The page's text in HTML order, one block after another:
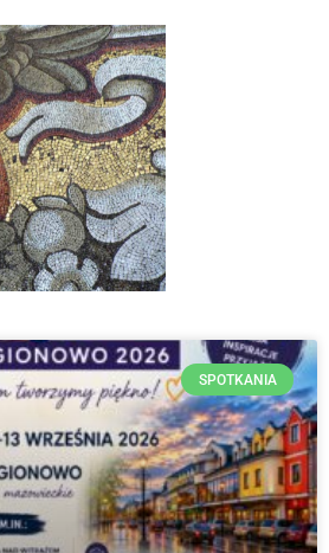
SPOTKANIA